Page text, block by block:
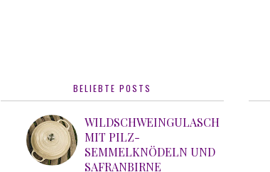
BELIEBTE POSTS
WILDSCHWEINGULASCH
MIT PILZ-
SEMMELKNÖDELN UND
SAFRANBIRNE